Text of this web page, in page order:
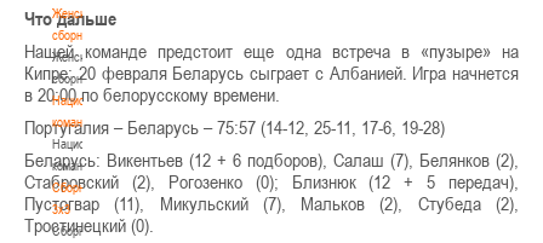
Женские
сборные
Женские
сборные
Национальная
команда
Национальная
команда
Сборные
3х3
Сборные
Что дальше
Нашей команде предстоит еще одна встреча в «пузыре» на
Кипре: 20 февраля Беларусь сыграет с Албанией. Игра начнется
в 20:00 по белорусскому времени.
Португалия – Беларусь – 75:57 (14-12, 25-11, 17-6, 19-28)
Беларусь: Викентьев (12 + 6 подборов), Салаш (7), Белянков (2),
Стабровский (2), Рогозенко (0); Близнюк (12 + 5 передач),
Пустогвар (11), Микульский (7), Мальков (2), Стубеда (2),
Тростинецкий (0).